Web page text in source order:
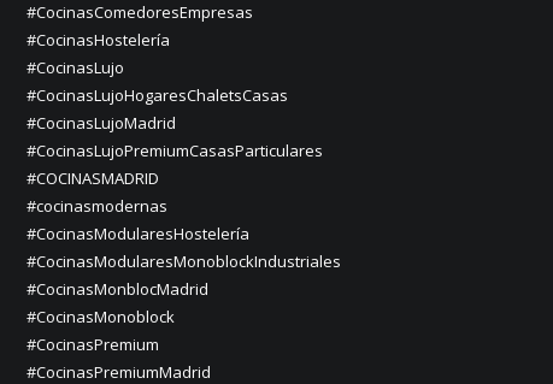
#CocinasComedoresEmpresas
#CocinasHostelería
#CocinasLujo
#CocinasLujoHogaresChaletsCasas
#CocinasLujoMadrid
#CocinasLujoPremiumCasasParticulares
#COCINASMADRID
#cocinasmodernas
#CocinasModularesHostelería
#CocinasModularesMonoblockIndustriales
#CocinasMonblocMadrid
#CocinasMonoblock
#CocinasPremium
#CocinasPremiumMadrid